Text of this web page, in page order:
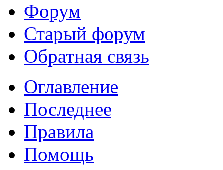
Форум
Старый форум
Обратная связь
Оглавление
Последнее
Правила
Помощь